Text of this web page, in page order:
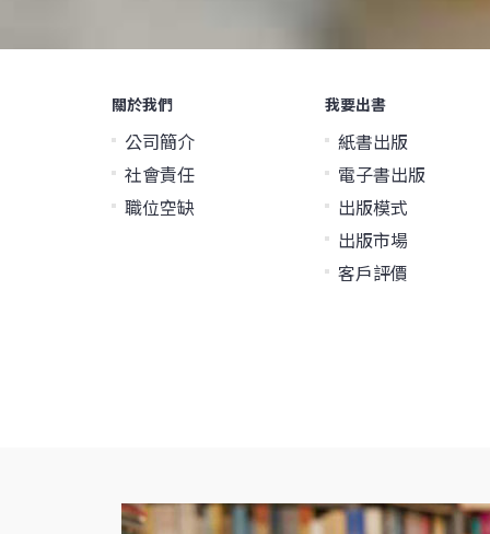
關於我們
公司簡介
社會責任
職位空缺
我要出書
紙書出版
電子書出版
出版模式
出版市場
客戶評價